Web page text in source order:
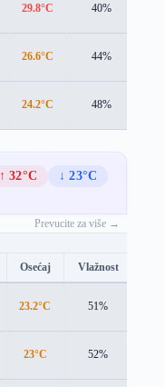
29.8°C 40%
26.6°C 44%
24.2°C 48%
↑ 32°C
↓ 23°C
Prevucite za više →
Osećaj Vlažnost
23.2°C 51%
23°C 52%